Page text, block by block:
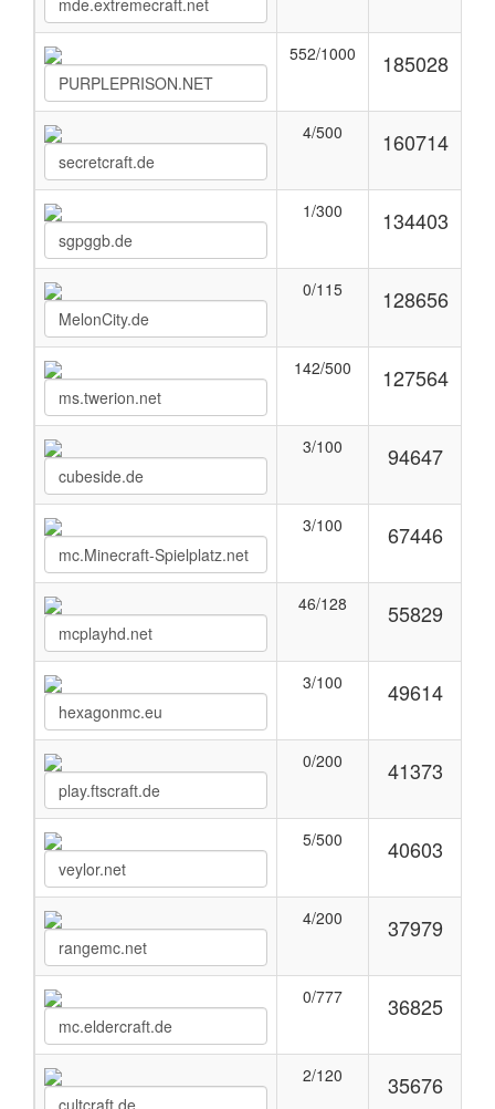
552/1000 185028
4/500 160714
1/300 134403
0/115 128656
142/500 127564
3/100 94647
3/100 67446
46/128 55829
3/100 49614
0/200 41373
5/500 40603
4/200 37979
0/777 36825
2/120 35676